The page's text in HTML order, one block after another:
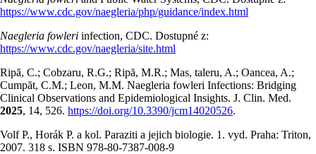
https://www.cdc.gov/naegleria/php/guidance/index.html
Naegleria fowleri infection, CDC. Dostupné z:
https://www.cdc.gov/naegleria/site.html
Ripă, C.; Cobzaru, R.G.; Ripă, M.R.; Mas, taleru, A.; Oancea, A.;
Cumpăt, C.M.; Leon, M.M. Naegleria fowleri Infections: Bridging
Clinical Observations and Epidemiological Insights. J. Clin. Med.
2025, 14, 526. https://doi.org/10.3390/jcm14020526.
Volf P., Horák P. a kol. Paraziti a jejich biologie. 1. vyd. Praha: Triton,
2007. 318 s. ISBN 978-80-7387-008-9